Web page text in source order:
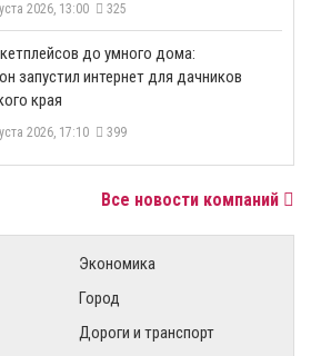
2026, 13:00 325
до умного дома:
запустил интернет для дачников
края
2026, 17:10 399
Все новости компаний
Экономика
Город
Дороги и транспорт